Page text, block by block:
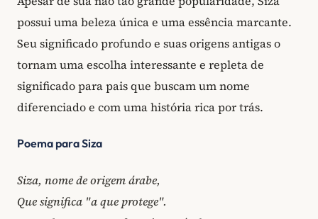
possui uma beleza única e uma essência marcante.
Seu significado profundo e suas origens antigas o
tornam uma escolha interessante e repleta de
significado para pais que buscam um nome
diferenciado e com uma história rica por trás.
Poema para Siza
Siza, nome de origem árabe,
Que significa "a que protege".